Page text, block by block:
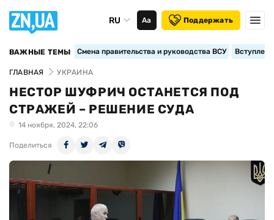
RU Аа Поддержать
ВАЖНЫЕ ТЕМЫ Смена правительства и руководства ВСУ
ГЛАВНАЯ УКРАИНА
НЕСТОР ШУФРИЧ ОСТАНЕТСЯ ПОД
СТРАЖЕЙ – РЕШЕНИЕ СУДА
14 ноября, 2024, 22:06
Поделиться